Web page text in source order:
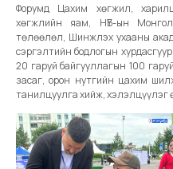
Форумд Цахим хөгжил,
хөгжлийн яам, НҮБ-ын
төлөөлөл, Шинжлэх ухааны
сэргэлтийн бодлогын
20 гаруй байгууллагын 100
засаг, орон нутгийн цахим
танилцуулга хийж, хэлэлцүүлэг